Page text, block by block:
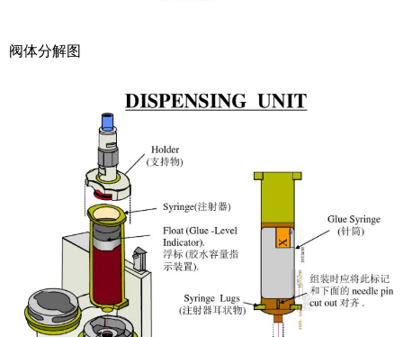
阀体分解图